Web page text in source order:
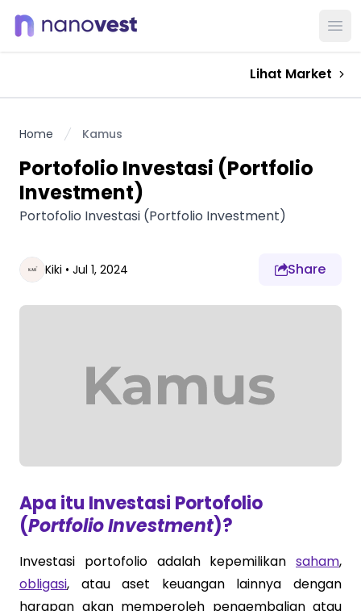
Lihat Market
Home Kamus
Portofolio Investasi (Portfolio
Investment)
Portofolio Investasi (Portfolio Investment)
Kiki • Jul 1, 2024 Share
Apa itu Investasi Portofolio
(Portfolio Investment)?
Investasi portofolio adalah kepemilikan saham,
obligasi, atau aset keuangan lainnya dengan
harapan akan memperoleh pengembalian atau